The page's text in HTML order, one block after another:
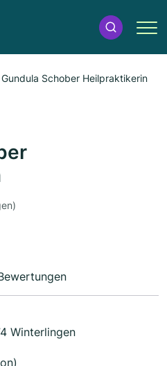
Gundula Schober Heilpraktikerin
Winterlingen